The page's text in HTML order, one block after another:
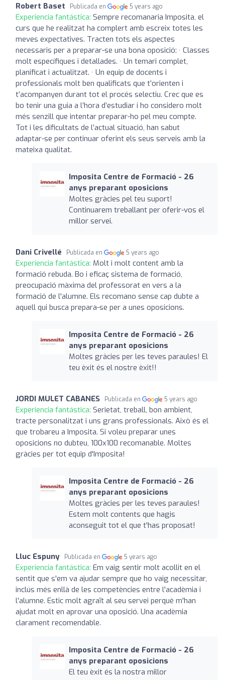
Robert Baset Publicada en 5 years ago
Experiencia fantástica: Sempre recomanaria Imposita, el
curs que he realitzat ha complert amb escreix totes les
meves expectatives. Tracten tots els aspectes
necessaris per a preparar-se una bona oposició: · Classes
molt específiques i detallades. · Un temari complet,
planificat i actualitzat. · Un equip de docents i
professionals molt ben qualificats que t’orienten i
t’acompanyen durant tot el procés selectiu. Crec que es
bo tenir una guia a l’hora d’estudiar i ho considero molt
més senzill que intentar preparar-ho pel meu compte.
Tot i les dificultats de l’actual situació, han sabut
adaptar-se per continuar oferint els seus serveis amb la
mateixa qualitat.
Imposita Centre de Formació - 26
anys preparant oposicions
Moltes gràcies pel teu suport!
Continuarem treballant per oferir-vos el
millor servei.
Dani Crivellé Publicada en 5 years ago
Experiencia fantástica: Molt i molt content amb la
formació rebuda. Bo i eficaç sistema de formació,
preocupació màxima del professorat en vers a la
formació de l'alumne. Els recomano sense cap dubte a
aquell qui busca prepara-se per a unes oposicions.
Imposita Centre de Formació - 26
anys preparant oposicions
Moltes gràcies per les teves paraules! El
teu èxit és el nostre èxit!!
JORDI MULET CABANES Publicada en 5 years ago
Experiencia fantástica: Serietat, treball, bon ambient,
tracte personalitzat i uns grans professionals. Això és el
que trobareu a Imposita. Si voleu preparar unes
oposicions no dubteu, 100x100 recomanable. Moltes
gràcies per tot equip d'Imposita!
Imposita Centre de Formació - 26
anys preparant oposicions
Moltes gràcies per les teves paraules!
Estem molt contents que hagis
aconseguit tot el que t'has proposat!
Lluc Espuny Publicada en 5 years ago
Experiencia fantástica: Em vaig sentir molt acollit en el
sentit que s'em va ajudar sempre que ho vaig necessitar,
inclús més enllà de les competències entre l'acadèmia i
l'alumne. Estic molt agraït al seu servei perquè m'han
ajudat molt en aprovar una oposició. Una acadèmia
clarament recomendable.
Imposita Centre de Formació - 26
anys preparant oposicions
El teu èxit és la nostra millor